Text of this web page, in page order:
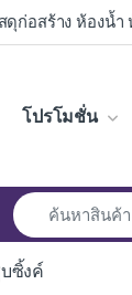
ก่อสร้าง ห้องน้ำ
โปรโมชั่น
ซิ้งค์